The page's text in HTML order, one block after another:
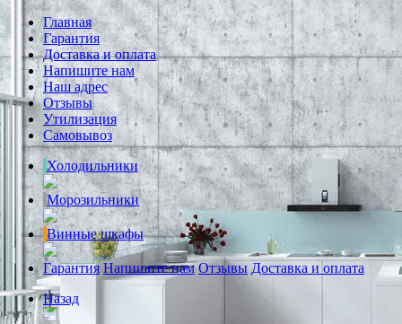
Главная
Гарантия
Доставка и оплата
Напишите нам
Наш адрес
Отзывы
Утилизация
Самовывоз
Холодильники
Морозильники
Винные шкафы
Гарантия Напишите нам Отзывы Доставка и оплата
Назад